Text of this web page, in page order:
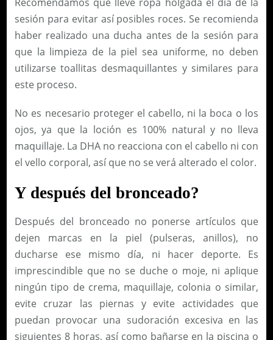
sesión para evitar así posibles roces. Se recomienda
haber realizado una ducha antes de la sesión para
que la limpieza de la piel sea uniforme, no deben
utilizarse toallitas desmaquillantes y similares para
este proceso.
No es necesario proteger el cabello, ni la boca o los
ojos, ya que la loción es 100% natural y no lleva
maquillaje. La DHA no reacciona con el cabello ni con
el vello corporal, así que no se verá alterado el color.
Y después del bronceado?
Después del bronceado no ponerse artículos que
dejen marcas en la piel (pulseras, anillos), no
ducharse ese mismo día, ni hacer deporte. Es
imprescindible que no se duche o moje, ni aplique
ningún tipo de crema, maquillaje, colonia o similar,
evite cruzar las piernas y evite actividades que
puedan provocar una sudoración excesiva en las
siguientes 8 horas, así como bañarse en la piscina o